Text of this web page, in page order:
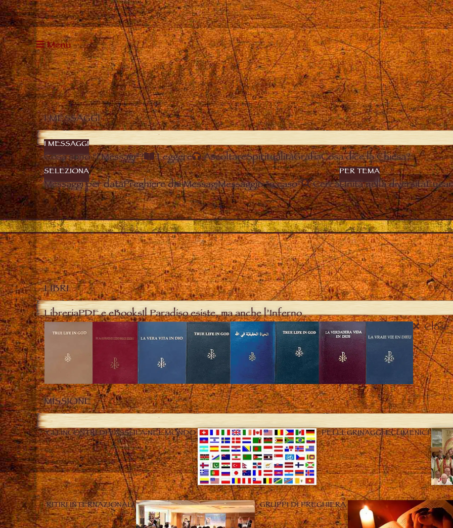
Menu
I MESSAGGI
I MESSAGGI
Cosa sono “i Messagi”? Leggere AscoltareSpiritualitàGrafiaCosa dice la Chiesa?
SELEZIONA
Messaggi per dataPreghiere dai MessagiMessaggio “a caso” Cerca
PER TEMA
Unità nella diversità
LIBRI
LibreriaPDF e eBooksIl Paradiso esiste, ma anche l’Inferno
Close
MISSIONE
GLI INCONTRI DI VASSULA NEL MONDO PELLEGRINAGGI ECUMENICI
RITIRI INTERNAZIONALI GRUPPI DI PREGHIERA